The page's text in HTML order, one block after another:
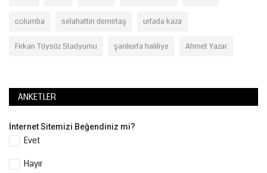
columba selahattin demirtaş urfada kaza
Firkan Tüysüz Stadyumu şanlıurfa haliliye Ahmet Yazar
ANKETLER
İnternet Sitemizi Beğendiniz mi?
Evet
Hayır